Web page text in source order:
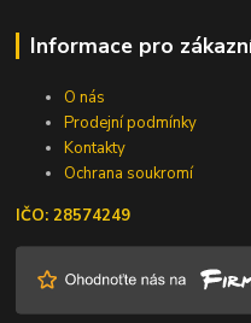
Informace pro
O nás
Prodejní podmínky
Kontakty
Ochrana soukromí
IČO: 28574249